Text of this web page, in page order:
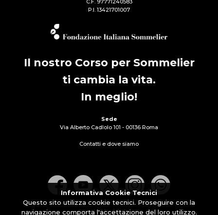
P.I. 13421701007
Il nostro Corso per Sommelier
ti cambia la vita.
In meglio!
Sede
Via Alberto Cadlolo 101 - 00136 Roma
Contatti e dove siamo
powered by Artisticom
Informativa Cookie Tecnici
Questo sito utilizza cookie tecnici. Proseguire con la
navigazione comporta l'accettazione del loro utilizzo.